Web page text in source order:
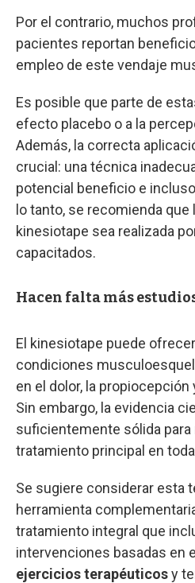
Por el contrario, muchos
pacientes reportan
empleo de este vendaje
Es posible que parte de
efecto placebo o a la
Además, la correcta
crucial: una técnica
potencial beneficio e
lo tanto, se recomienda que
kinesiotape sea realizada
capacitados.
Hacen falta más
El kinesiotape puede
condiciones
en el dolor, la
Sin embargo, la evidencia
suficientemente sólida
tratamiento principal en
Se sugiere considerar esta
herramienta
tratamiento integral que
intervenciones basadas en
ejercicios terapéuticosy